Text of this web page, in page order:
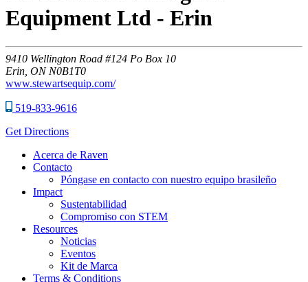
Equipment Ltd - Erin
9410 Wellington Road #124 Po Box 10
Erin, ON N0B1T0
www.stewartsequip.com/
519-833-9616
Get Directions
Acerca de Raven
Contacto
Póngase en contacto con nuestro equipo brasileño
Impact
Sustentabilidad
Compromiso con STEM
Resources
Noticias
Eventos
Kit de Marca
Terms & Conditions